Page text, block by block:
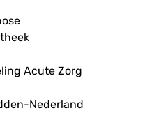
Acute Zorg
Nederland